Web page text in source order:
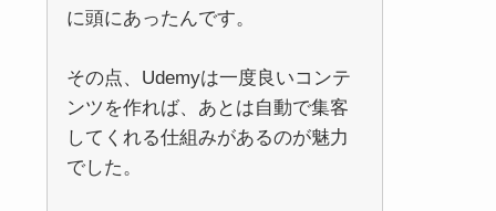
に頭にあったんです。
その点、Udemyは一度良いコンテ
ンツを作れば、あとは自動で集客
してくれる仕組みがあるのが魅力
でした。